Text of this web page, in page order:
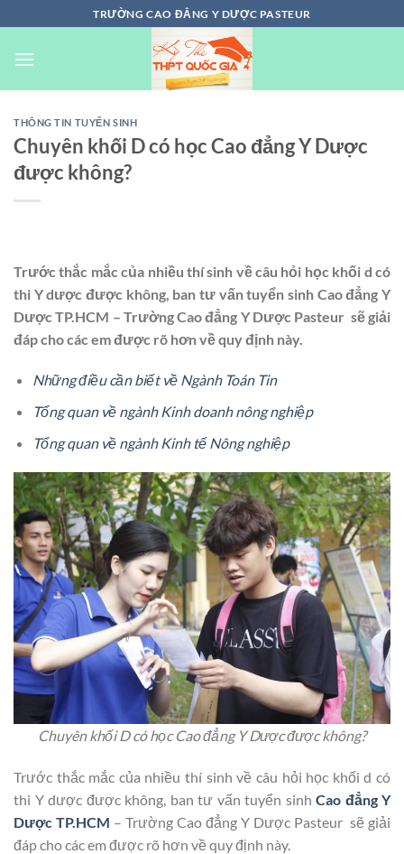
đến
nội
TRƯỜNG CAO ĐẲNG Y DƯỢC PASTEUR
THÔNG TIN TUYỂN SINH
Chuyên khối D có học Cao đẳng Y Dược
được không?
Trước thắc mắc của nhiều thí sinh về câu hỏi học khối d có
thi Y dược được không, ban tư vấn tuyển sinh Cao đẳng Y
Dược TP.HCM – Trường Cao đẳng Y Dược Pasteur sẽ giải
đáp cho các em được rõ hơn về quy định này.
Những điều cần biết về Ngành Toán Tin
Tổng quan về ngành Kinh doanh nông nghiệp
Tổng quan về ngành Kinh tế Nông nghiệp
Chuyên khối D có học Cao đẳng Y Dược được không?
Trước thắc mắc của nhiều thí sinh về câu hỏi học khối d có
thi Y dược được không, ban tư vấn tuyển sinh Cao đẳng Y
Dược TP.HCM – Trường Cao đẳng Y Dược Pasteur sẽ giải
đáp cho các em được rõ hơn về quy định này.